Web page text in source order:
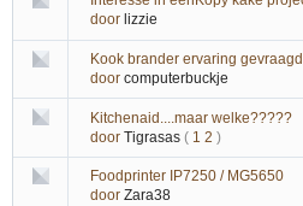
door lizzie
Kook brander ervaring gevraagd
door computerbuckje
Kitchenaid....maar welke?????
door Tigrasas ( 1 2 )
Foodprinter IP7250 / MG5650
door Zara38